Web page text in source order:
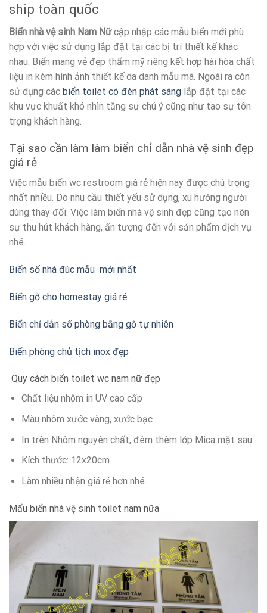
ship toàn quốc
Biển nhà vệ sinh Nam Nữcập nhập các mẫu biển mới phù
hợp với việc sử dụng lắp đặt tại các bị trí thiết kế khác
nhau. Biển mang vẻ đẹp thẩm mỹ riêng kết hợp hài hòa chất
liệu in kèm hình ảnh thiết kế da danh mẫu mã. Ngoài ra còn
sử dụng các biển toilet có đèn phát sáng lắp đặt tại các
khu vực khuất khó nhìn tăng sự chú ý cũng như tao sự tôn
trọng khách hàng.
Tại sao cần làm làm biển chỉ dẫn nhà vệ sinh đẹp
giá rẻ
Việc mẫu biển wc restroom giá rẻ hiện nay được chú trọng
nhất nhiều. Do nhu cầu thiết yếu sử dụng, xu hướng người
dùng thay đổi. Việc làm biển nhà vệ sinh đẹp cũng tạo nên
sự thu hút khách hàng, ấn tượng đến với sản phẩm dịch vụ
nhé.
Biển số nhà đúc mẫu mới nhất
Biển gỗ cho homestay giá rẻ
Biển chỉ dẫn số phòng bằng gỗ tự nhiên
Biển phòng chủ tịch inox đẹp
Quy cách biển toilet wc nam nữ đẹp
Chất liệu nhôm in UV cao cấp
Màu nhôm xước vàng, xước bạc
In trên Nhôm nguyên chất, đêm thêm lớp Mica mặt sau
Kích thước: 12x20cm
Làm nhiều nhận giá rẻ hơn nhé.
Mẩu biển nhà vệ sinh toilet nam nữa